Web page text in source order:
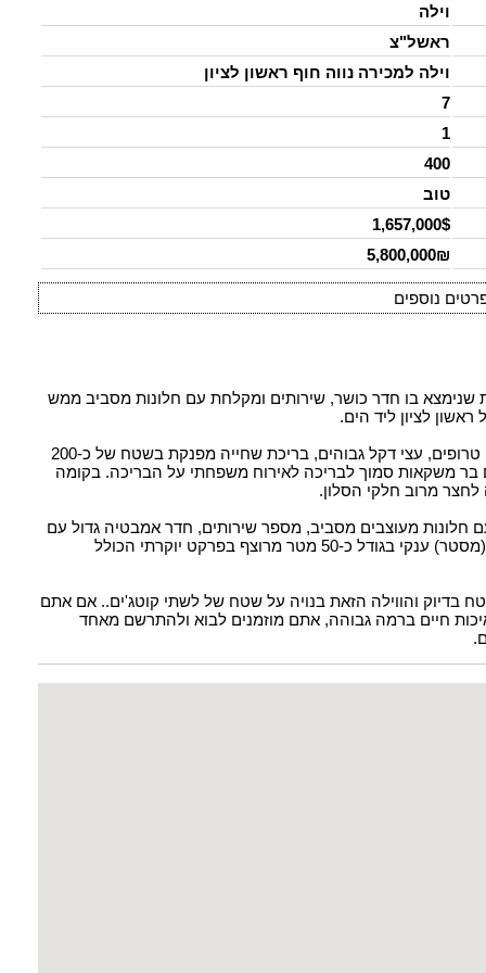
וילה
ראשל"צ
וילה למכירה נווה חוף ראשון לציון
7
1
400
טוב
1,657,000$
5,800,000₪
נוספים
עם כניסה נפרדת שנימצא בו חדר כושר, שירותים ומקלחת עם חלונות מסביב ממש
לציון ליד הים.
בכניסה לבית גינה מפוארת מלאת פרחים צבעוניים, עצים טרופים, עצי דקל גבוהים, בריכת שחייה מפנקת בשטח של כ-200
בר משקאות סמוך לבריכה לאירוח משפחתי על הבריכה. בקומה
לחצר מרוב חלקי הסלון.
וגדולים עם חלונות מעוצבים מסביב, מספר שירותים, חדר אמבטיה גדול עם
וג'קוזי מפואר .. עולים עוד 5 מדרגות ומקבלים חדר הורים (מסטר) ענקי בגודל כ-50 מטר מרוצף בפרקט יוקרתי הכולל
בדיוק והווילה הזאת בנויה על שטח של לשתי קוטג'ים.. אם אתם
חיים ברמה גבוהה, אתם מוזמנים לבוא ולהתרשם מאחד